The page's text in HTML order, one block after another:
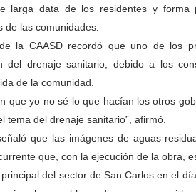
larga data de los residentes y
de las comunidades.
la CAASD recordó que uno de los
del drenaje sanitario, debido a los
de la comunidad.
que yo no sé lo que hacían los otros
tema del drenaje sanitario”, afirmó.
que las imágenes de aguas
que, con la ejecución de la obra,
principal del sector de San Carlos en el